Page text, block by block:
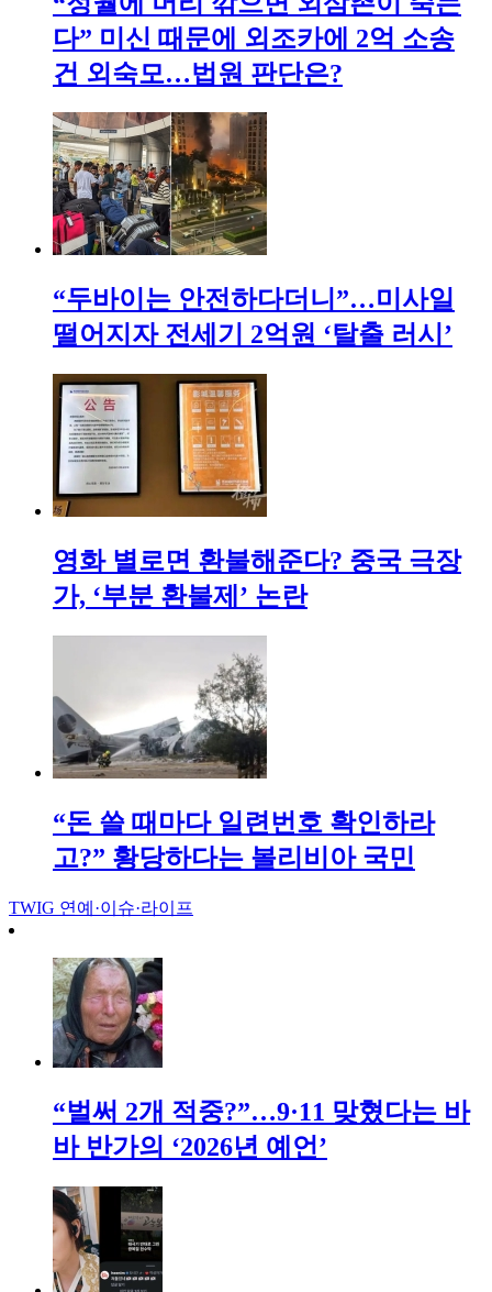
다” 미신 때문에 외조카에 2억 소송
건 외숙모…법원 판단은?
“두바이는 안전하다더니”…미사일
떨어지자 전세기 2억원 ‘탈출 러시’
영화 별로면 환불해준다? 중국 극장
가, ‘부분 환불제’ 논란
“돈 쓸 때마다 일련번호 확인하라
고?” 황당하다는 볼리비아 국민
TWIG 연예·이슈·라이프
“벌써 2개 적중?”…9·11 맞혔다는 바
바 반가의 ‘2026년 예언’